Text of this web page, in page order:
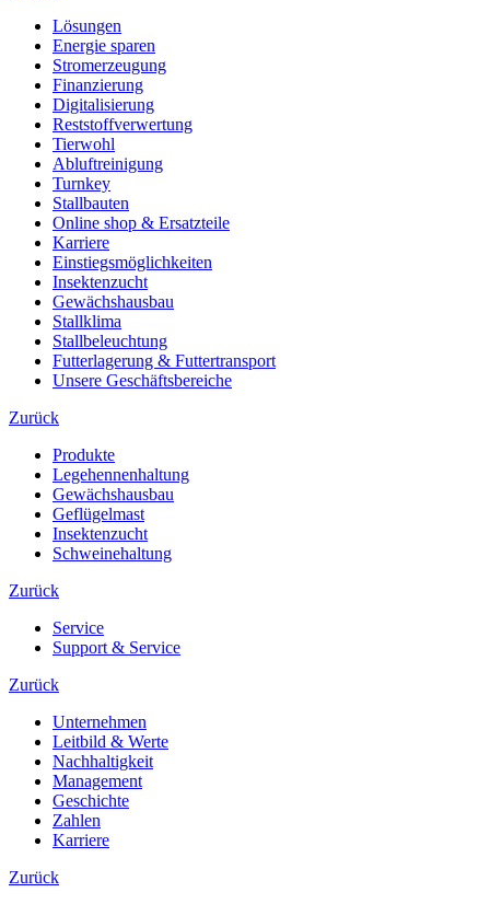
Lösungen
Energie sparen
Stromerzeugung
Finanzierung
Digitalisierung
Reststoffverwertung
Tierwohl
Abluftreinigung
Turnkey
Stallbauten
Online shop & Ersatzteile
Karriere
Einstiegsmöglichkeiten
Insektenzucht
Gewächshausbau
Stallklima
Stallbeleuchtung
Futterlagerung & Futtertransport
Unsere Geschäftsbereiche
Zurück
Produkte
Legehennenhaltung
Gewächshausbau
Geflügelmast
Insektenzucht
Schweinehaltung
Zurück
Service
Support & Service
Zurück
Unternehmen
Leitbild & Werte
Nachhaltigkeit
Management
Geschichte
Zahlen
Karriere
Zurück